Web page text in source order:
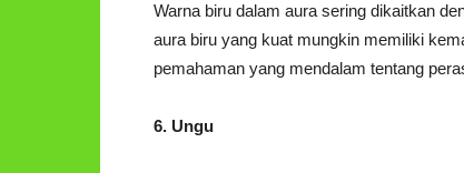
Warna biru dalam aura sering dikaitkan
aura biru yang kuat mungkin memiliki
pemahaman yang mendalam tentang
6. Ungu